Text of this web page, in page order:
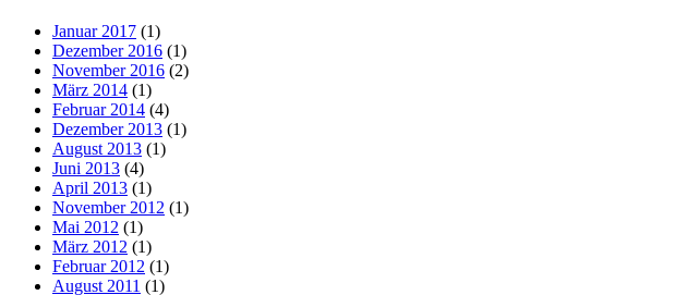
Januar 2017 (1)
Dezember 2016 (1)
November 2016 (2)
März 2014 (1)
Februar 2014 (4)
Dezember 2013 (1)
August 2013 (1)
Juni 2013 (4)
April 2013 (1)
November 2012 (1)
Mai 2012 (1)
März 2012 (1)
Februar 2012 (1)
August 2011 (1)